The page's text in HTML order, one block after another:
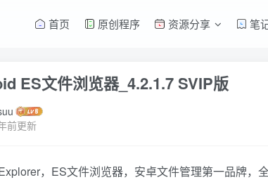
首页 原创程序 资源分享 笔
ES文件浏览器_4.2.1.7 SVIP版
前更新
，ES文件浏览器，安卓文件管理第一品牌，